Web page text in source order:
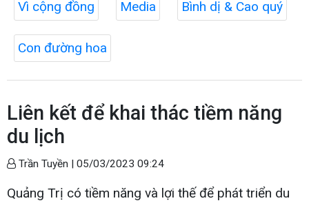
Vì cộng đồng Media Bình dị & Cao quý
Con đường hoa
Liên kết để khai thác tiềm năng
du lịch
Trần Tuyền | 05/03/2023 09:24
Quảng Trị có tiềm năng và lợi thế để phát triển du